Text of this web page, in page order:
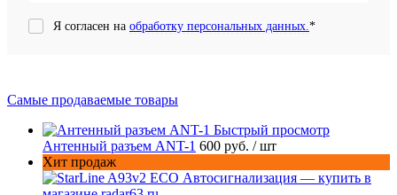
Я согласен на обработку персональных данных. *
Самые продаваемые товары
Быстрый просмотр
Антенный разъем ANT-1 600 руб. / шт
Хит продаж